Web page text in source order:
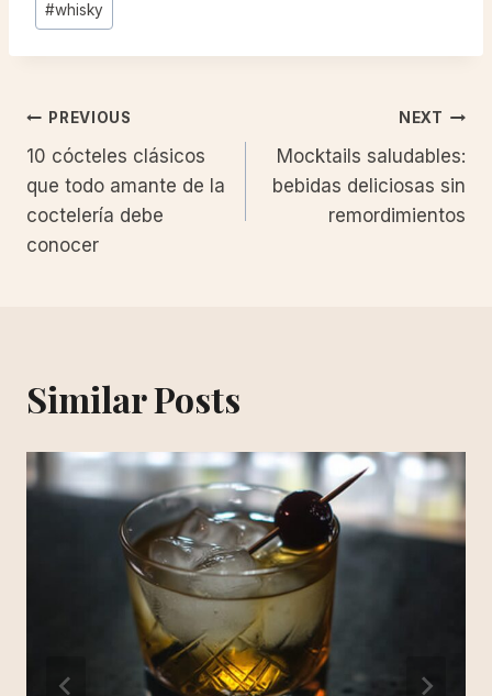
#whisky
Post
navigation
PREVIOUS
10 cócteles clásicos
que todo amante de la
coctelería debe
conocer
NEXT
Mocktails saludables:
bebidas deliciosas sin
remordimientos
Similar Posts